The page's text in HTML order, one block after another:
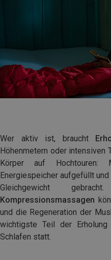
Wer aktiv ist, braucht
Höhenmetern oder intensiven
Körper auf Hochtouren:
Energiespeicher aufgefüllt
Gleichgewicht
Kompressionsmassagen
und die Regeneration der
wichtigste Teil der
Schlafen statt.